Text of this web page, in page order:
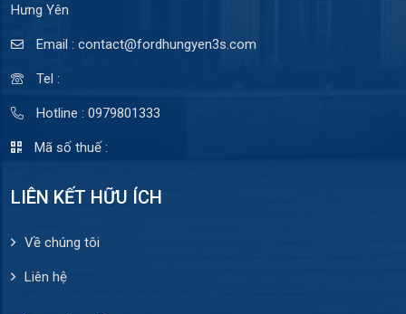
Hưng Yên
Email : contact@fordhungyen3s.com
Tel :
Hotline : 0979801333
Mã số thuế :
LIÊN KẾT HỮU ÍCH
Về chúng tôi
Liên hệ